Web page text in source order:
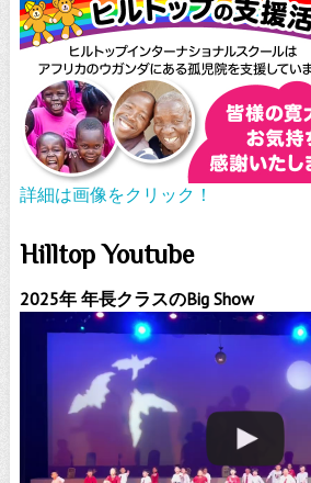
詳細は画像をクリック！
Hilltop Youtube